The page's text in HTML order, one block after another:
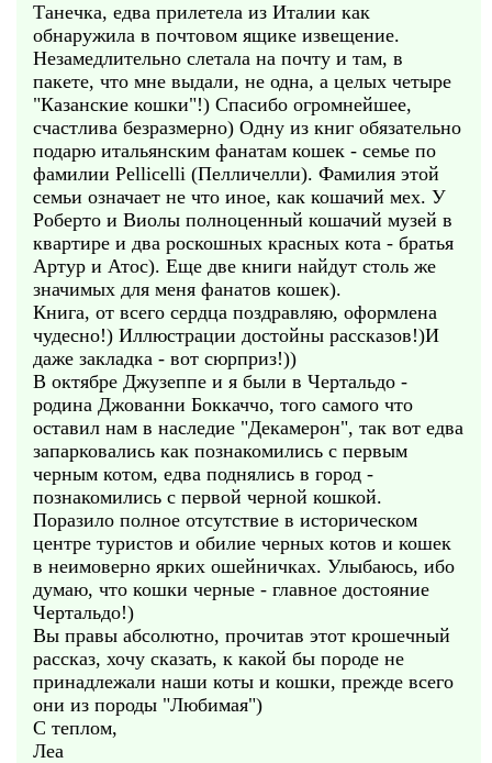
Танечка, едва прилетела из Италии как
обнаружила в почтовом ящике извещение.
Незамедлительно слетала на почту и там, в
пакете, что мне выдали, не одна, а целых четыре
"Казанские кошки"!) Спасибо огромнейшее,
счастлива безразмерно) Одну из книг обязательно
подарю итальянским фанатам кошек - семье по
фамилии Pellicelli (Пелличелли). Фамилия этой
семьи означает не что иное, как кошачий мех. У
Роберто и Виолы полноценный кошачий музей в
квартире и два роскошных красных кота - братья
Артур и Атос). Еще две книги найдут столь же
значимых для меня фанатов кошек).
Книга, от всего сердца поздравляю, оформлена
чудесно!) Иллюстрации достойны рассказов!)И
даже закладка - вот сюрприз!))
В октябре Джузеппе и я были в Чертальдо -
родина Джованни Боккаччо, того самого что
оставил нам в наследие "Декамерон", так вот едва
запарковались как познакомились с первым
черным котом, едва поднялись в город -
познакомились с первой черной кошкой.
Поразило полное отсутствие в историческом
центре туристов и обилие черных котов и кошек
в неимоверно ярких ошейничках. Улыбаюсь, ибо
думаю, что кошки черные - главное достояние
Чертальдо!)
Вы правы абсолютно, прочитав этот крошечный
рассказ, хочу сказать, к какой бы породе не
принадлежали наши коты и кошки, прежде всего
они из породы "Любимая")
С теплом,
Леа